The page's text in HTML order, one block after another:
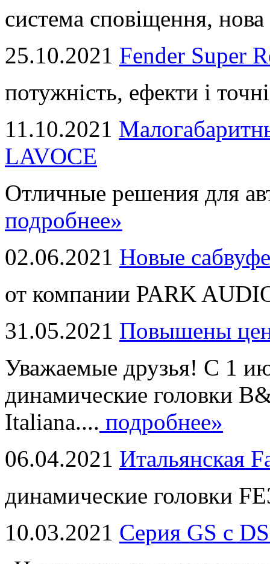
система сповіщення,
25.10.2021 Fender Super
потужність, ефекти і
11.10.2021
LAVOCE
Отличные решения для
подробнее»
02.06.2021 Новые
от компании PARK
31.05.2021 Повышены
Уважаемые друзья! С 1
динамические головки
Italiana.... подробнее»
06.04.2021 Итальянская
динамические головки
10.03.2021 Серия GS с